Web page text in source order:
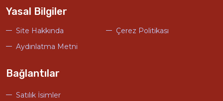
Yasal Bilgiler
Site Hakkında
Çerez Politikası
Aydınlatma Metni
Bağlantılar
Satılık İsimler